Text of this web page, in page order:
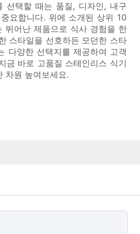
선택할 때는 품질, 디자인, 내구
요합니다. 위에 소개된 상위 10
뛰어난 제품으로 식사 경험을 한
스타일을 선호하든 모던한 스타
다양한 선택지를 제공하여 고객
금 바로 고품질 스테인리스 식기
차원 높여보세요.